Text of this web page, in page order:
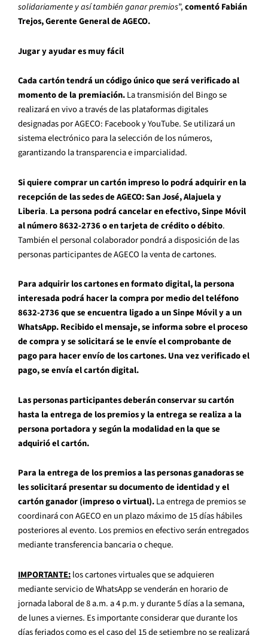
solidariamente y así también ganar premios”,comentó Fabián
Trejos, Gerente General de AGECO.
Jugar y ayudar es muy fácil
Cada cartón tendrá un código único que será verificado al
momento de la premiación.La transmisión del Bingo se
realizará en vivo a través de las plataformas digitales
designadas por AGECO: Facebook y YouTube. Se utilizará un
sistema electrónico para la selección de los números,
garantizando la transparencia e imparcialidad.
Si quiere comprar un cartón impreso lo podrá adquirir en la
recepción de las sedes de AGECO: San José, Alajuela y
Liberia. La persona podrá cancelar en efectivo, Sinpe Móvil
al número 8632-2736 o en tarjeta de crédito o débito.
También el personal colaborador pondrá a disposición de las
personas participantes de AGECO la venta de cartones.
Para adquirir los cartones en formato digital, la persona
interesada podrá hacer la compra por medio del teléfono
8632-2736 que se encuentra ligado a un Sinpe Móvil y a un
WhatsApp. Recibido el mensaje, se informa sobre el proceso
de compra y se solicitará se le envíe el comprobante de
pago para hacer envío de los cartones. Una vez verificado el
pago, se envía el cartón digital.
Las personas participantes deberán conservar su cartón
hasta la entrega de los premios y la entrega se realiza a la
persona portadora y según la modalidad en la que se
adquirió el cartón.
Para la entrega de los premios a las personas ganadoras se
les solicitará presentar su documento de identidad y el
cartón ganador (impreso o virtual).La entrega de premios se
coordinará con AGECO en un plazo máximo de 15 días hábiles
posteriores al evento. Los premios en efectivo serán entregados
mediante transferencia bancaria o cheque.
IMPORTANTE:los cartones virtuales que se adquieren
mediante servicio de WhatsApp se venderán en horario de
jornada laboral de 8 a.m. a 4 p.m. y durante 5 días a la semana,
de lunes a viernes. Es importante considerar que durante los
días feriados como es el caso del 15 de setiembre no se realizará